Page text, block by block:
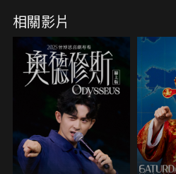
不停學、居家上班（Work From
道。本節目透過視訊會議的背
上精心準備的背景圖片，並發揮
動。除了薩泰爾班底之外，邀請
戰，誰能在《One Night in 背景
的背景高手呢？
｜ONIBG 誰是臥底版－遊戲規
►參與者最多6人，每集共有3局
►遊戲中共有兩種身份：「平民
相關影片